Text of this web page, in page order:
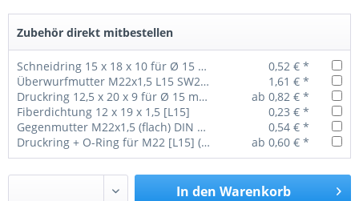
Zubehör direkt mitbestellen
Schneidring 15 x 18 x 10 für Ø 15 mm Rohr
0,52 € *
Überwurfmutter M22x1,5 L15 SW27 (lang)
1,61 € *
Druckring 12,5 x 20 x 9 für Ø 15 mm Rohr
ab 0,82 € *
Fiberdichtung 12 x 19 x 1,5 [L15]
0,23 € *
Gegenmutter M22x1,5 (flach) DIN 74305
0,54 € *
Druckring + O-Ring für M22 [L15] (1 VPE = 100 Stück)
ab 0,60 € *
In den Warenkorb